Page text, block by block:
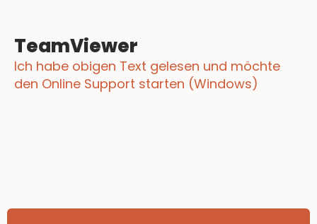
TeamViewer
Ich habe obigen Text gelesen und möchte
den Online Support starten (Windows)